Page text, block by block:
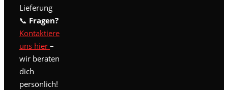
Lieferung
📞 Fragen?
Kontaktiere
uns hier –
wir beraten
dich
persönlich!